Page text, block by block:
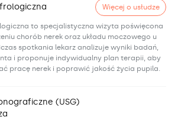
Więcej o usłudze
to specjalistyczna wizyta poświęcona
chorób nerek oraz układu moczowego u
spotkania lekarz analizuje wyniki badań,
i proponuje indywidualny plan terapii, aby
pracę nerek i poprawić jakość życia pupila.
(USG)